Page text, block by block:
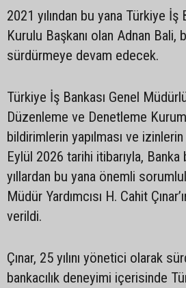
2021 yılından bu yana Türkiye İş
Kurulu Başkanı olan Adnan Bali,
sürdürmeye devam edecek.
Türkiye İş Bankası Genel
Düzenleme ve Denetleme
bildirimlerin yapılması ve izinlerin
Eylül 2026 tarihi itibarıyla,
yıllardan bu yana önemli
Müdür Yardımcısı H. Cahit
verildi.
Çınar, 25 yılını yönetici olarak
bankacılık deneyimi içerisinde